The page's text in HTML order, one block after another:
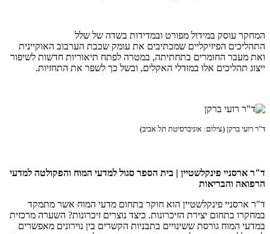
המחקר עוסק במידול מפורט ובמדידות בשדה של שלל
התהליכים הפיזיקליים שמכתיבים את עומק שכבת הערבוב האוקיינית
ואת מעבר החומרים בתחתיתה, במטרה לפתח תיאוריות חדשות לשיפור
ייצוג תהליכים אלו במודלי האקלים, ובשל כך לשפר את התחזיות.
ד"ר רועי ברקן (צילום: אוניברסיטת תל אביב)
ד"ר ארסניי פינקלשטיין | בית הספר סגול למדעי המוח והפקולטה למדעי
הרפואה והבריאות
ד"ר ארסניי פינקלשטיין הוא חוקר בתחום מדעי המוח אשר מתמקד
במחקרו בתחום יצירת הזיכרונות. כיצד נוצרים זיכרונות? השערה מרכזית
במדעי המוח גורסת ששינויים בתבניות הקשרים בין נוירונים מאפשרים